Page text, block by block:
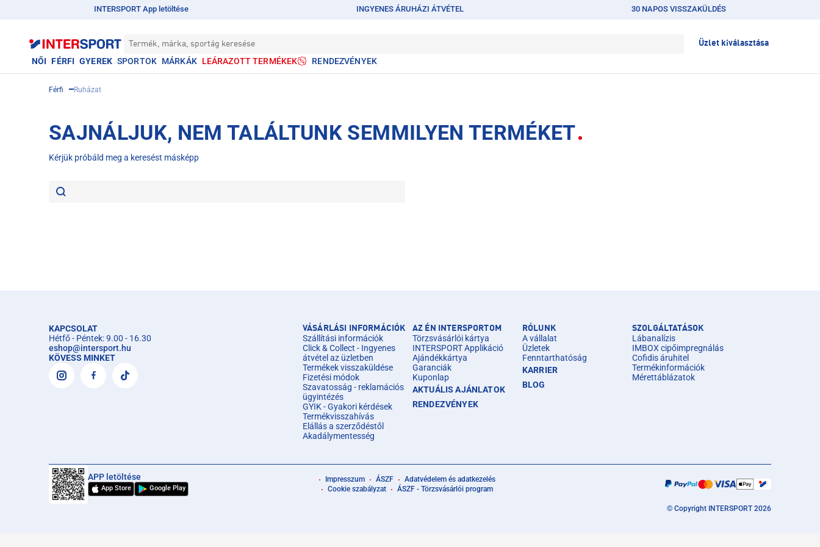
INTERSPORT App letöltése INGYENES ÁRUHÁZI ÁTVÉTEL 30 NAPOS VISSZAKÜLDÉS
Termék, márka, sportág keresése Üzlet kiválasztása
NŐI FÉRFI GYEREK SPORTOK MÁRKÁK LEÁRAZOTT TERMÉKEK RENDEZVÉNYEK
Férfi Ruházat
SAJNÁLJUK, NEM TALÁLTUNK SEMMILYEN TERMÉKET
Kérjük próbáld meg a keresést másképp
KAPCSOLAT
Hétfő - Péntek: 9.00 - 16.30
eshop@intersport.hu
KÖVESS MINKET
VÁSÁRLÁSI INFORMÁCIÓK
Szállítási információk
Click & Collect - Ingyenes
átvétel az üzletben
Termékek visszaküldése
Fizetési módok
Szavatosság - reklamációs
ügyintézés
GYIK - Gyakori kérdések
Termékvisszahívás
Elállás a szerződéstől
Akadálymentesség
AZ ÉN INTERSPORTOM
Törzsvásárlói kártya
INTERSPORT Applikáció
Ajándékkártya
Garanciák
Kuponlap
AKTUÁLIS AJÁNLATOK
RENDEZVÉNYEK
RÓLUNK
A vállalat
Üzletek
Fenntarthatóság
KARRIER
BLOG
SZOLGÁLTATÁSOK
Lábanalízis
IMBOX cipőimpregnálás
Cofidis áruhitel
Termékinformációk
Mérettáblázatok
APP letöltése
App Store Google Play
Impresszum ÁSZF
Adatvédelem és adatkezelés
Cookie szabályzat
ÁSZF - Törzsvásárlói program
© Copyright INTERSPORT 2026